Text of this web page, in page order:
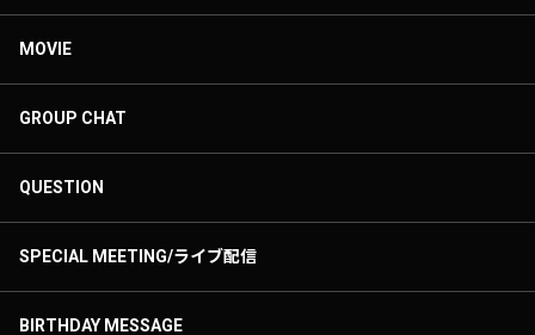
MOVIE
GROUP CHAT
QUESTION
SPECIAL MEETING/ライブ配信
BIRTHDAY MESSAGE